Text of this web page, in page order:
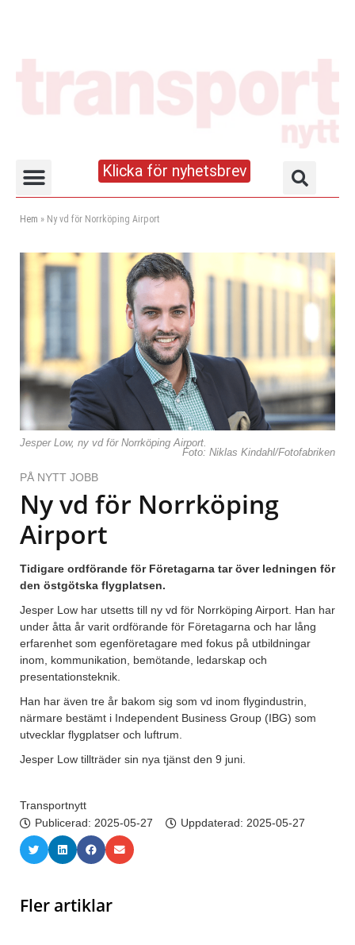
Klicka för nyhetsbrev
Hem » Ny vd för Norrköping Airport
Jesper Low, ny vd för Norrköping Airport.
Foto: Niklas Kindahl/Fotofabriken
PÅ NYTT JOBB
Ny vd för Norrköping
Airport
Tidigare ordförande för Företagarna tar över ledningen för
den östgötska flygplatsen.
Jesper Low har utsetts till ny vd för Norrköping Airport. Han har
under åtta år varit ordförande för Företagarna och har lång
erfarenhet som egenföretagare med fokus på utbildningar
inom, kommunikation, bemötande, ledarskap och
presentationsteknik.
Han har även tre år bakom sig som vd inom flygindustrin,
närmare bestämt i Independent Business Group (IBG) som
utvecklar flygplatser och luftrum.
Jesper Low tillträder sin nya tjänst den 9 juni.
Transportnytt
Publicerad: 2025-05-27 Uppdaterad: 2025-05-27
Fler artiklar